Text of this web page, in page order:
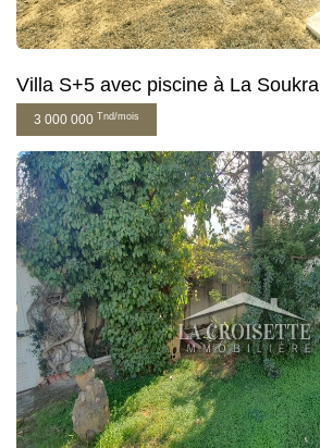
Villa S+5 avec piscine à La Soukra
3 000 000 Tnd/mois